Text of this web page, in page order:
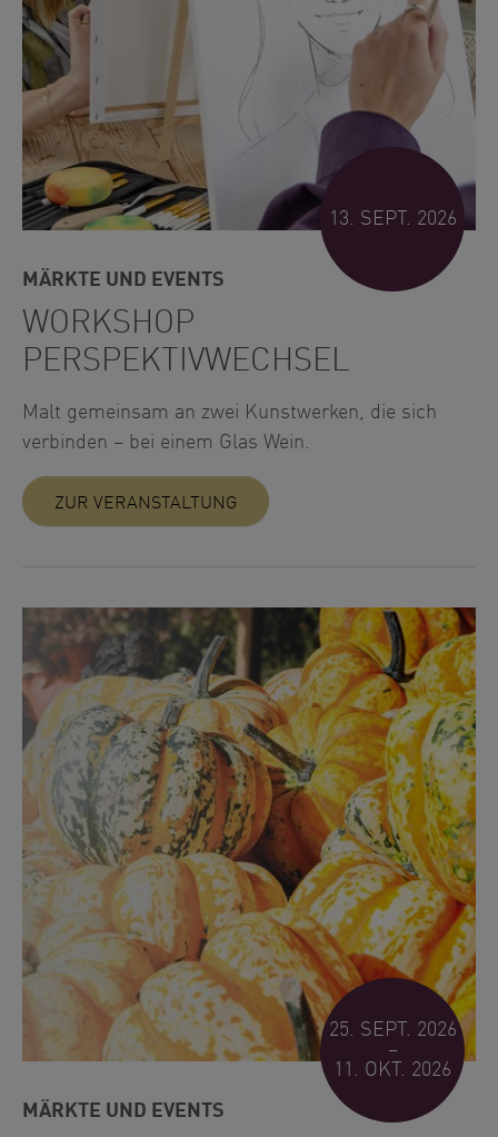
13. SEPT. 2026
MÄRKTE UND EVENTS
WORKSHOP
PERSPEKTIVWECHSEL
Malt gemeinsam an zwei Kunstwerken, die sich
verbinden – bei einem Glas Wein.
ZUR VERANSTALTUNG
25. SEPT. 2026
–
11. OKT. 2026
MÄRKTE UND EVENTS